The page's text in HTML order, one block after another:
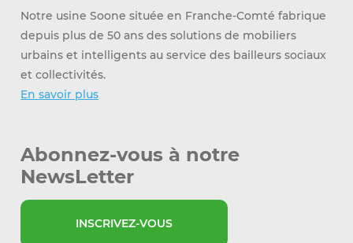
Notre usine Soone située en Franche-Comté fabrique
depuis plus de 50 ans des solutions de mobiliers
urbains et intelligents au service des bailleurs sociaux
et collectivités.
En savoir plus
Abonnez-vous à notre
NewsLetter
INSCRIVEZ-VOUS